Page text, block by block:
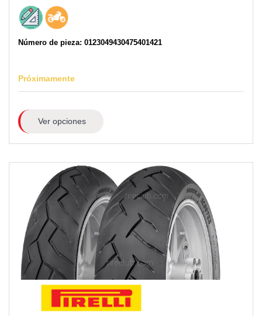
Número de pieza: 0123049430475401421
Próximamente
Ver opciones